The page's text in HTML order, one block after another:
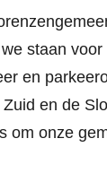
staan voor
en
en de
om onze